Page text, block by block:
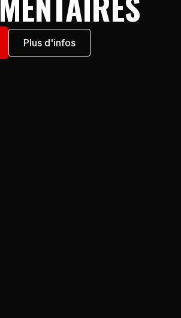
Plus d'infos